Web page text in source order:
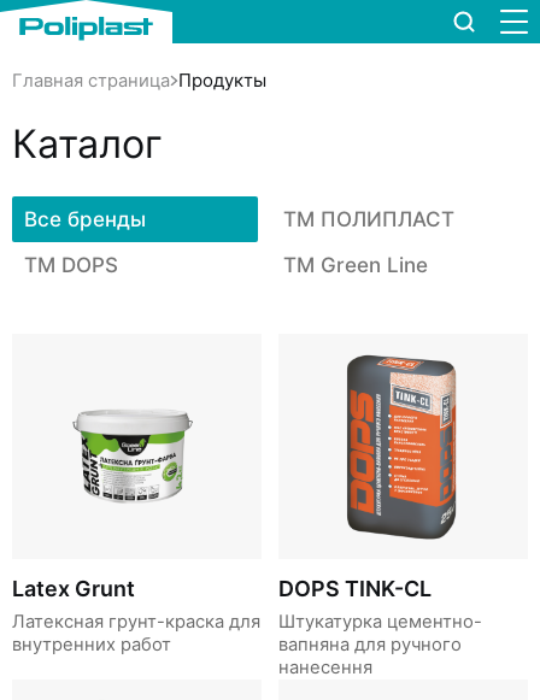
Главная страница Продукты
Каталог
Все бренды
TM ПОЛИПЛАСТ
TM DOPS
TM Green Line
Latex Grunt
Латексная грунт-краска для
внутренних работ
DOPS TINK-CL
Штукатурка цементно-
вапняна для ручного
нанесення